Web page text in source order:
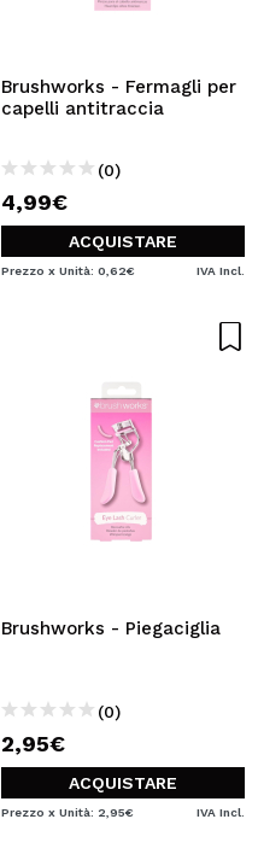
Brushworks - Fermagli per
capelli antitraccia
(0)
4,99€
ACQUISTARE
Prezzo x Unità: 0,62€ IVA Incl.
Brushworks - Piegaciglia
(0)
2,95€
ACQUISTARE
Prezzo x Unità: 2,95€ IVA Incl.